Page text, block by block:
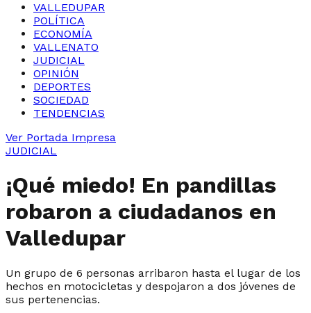
VALLEDUPAR
POLÍTICA
ECONOMÍA
VALLENATO
JUDICIAL
OPINIÓN
DEPORTES
SOCIEDAD
TENDENCIAS
Ver Portada Impresa
JUDICIAL
¡Qué miedo! En pandillas
robaron a ciudadanos en
Valledupar
Un grupo de 6 personas arribaron hasta el lugar de los
hechos en motocicletas y despojaron a dos jóvenes de
sus pertenencias.